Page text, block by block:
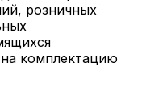
розничных
комплектацию